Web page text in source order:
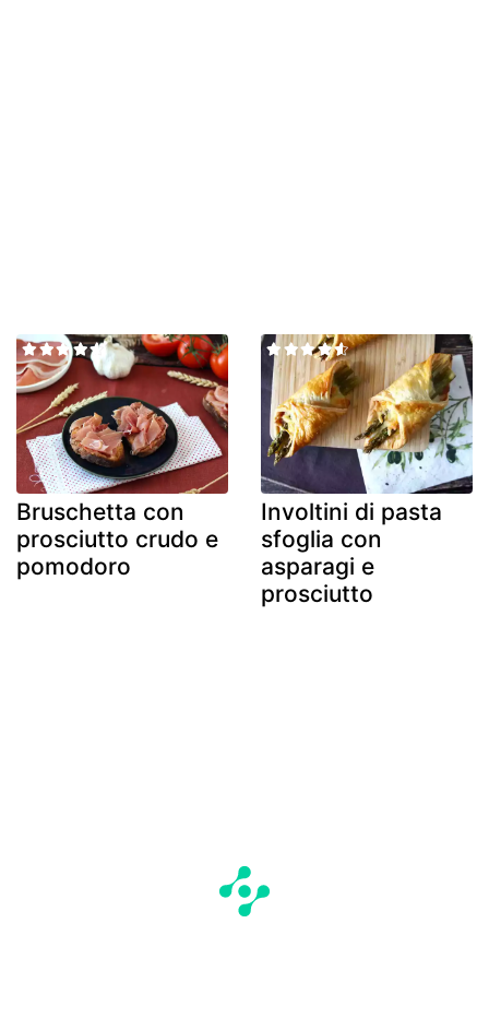
Bruschetta con
prosciutto crudo e
pomodoro
Involtini di pasta
sfoglia con
asparagi e
prosciutto